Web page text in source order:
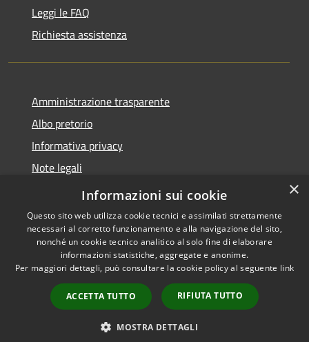
Leggi le FAQ
Richiesta assistenza
Amministrazione trasparente
Albo pretorio
Informativa privacy
Note legali
Dichiarazione di accessibilità
Accessibilità
Copyright © 2026 • Comune di
Miradolo Terme • Powered by
Municipium•
Accesso
redazione
×
Informazioni sui cookie
Questo sito web utilizza cookie tecnici e assimilati strettamente
necessari al corretto funzionamento e alla navigazione del sito,
nonché un cookie tecnico analitico al solo fine di elaborare
informazioni statistiche, aggregate e anonime.
Per maggiori dettagli, può consultare la cookie policy al seguente link
ACCETTA TUTTO RIFIUTA TUTTO
MOSTRA DETTAGLI